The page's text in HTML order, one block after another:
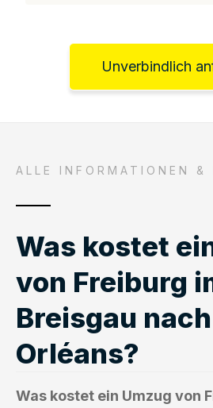
Unverbindlich
ALLE INFORMATIONEN &
Was kostet
von Freiburg
Breisgau nach
Orléans?
Was kostet ein Umzug von